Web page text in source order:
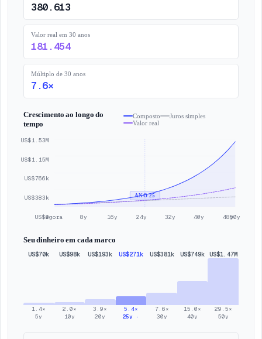
380.613
Valor real em 30 anos
181.454
Múltiplo de 30 anos
7.6×
Crescimento ao longo do
tempo
Composto
Juros simples
Valor real
US$1.53M
US$1.15M
US$766k
US$383k
US$0
ANO 25
agora 8y 16y 24y 32y 40y 48y50y
Seu dinheiro em cada marco
US$70k
1.4×
5y
US$98k
2.0×
10y
US$193k
3.9×
20y
US$271k
5.4×
25y ·
US$381k
7.6×
30y
US$749k
15.0×
40y
US$1.47M
29.5×
50y